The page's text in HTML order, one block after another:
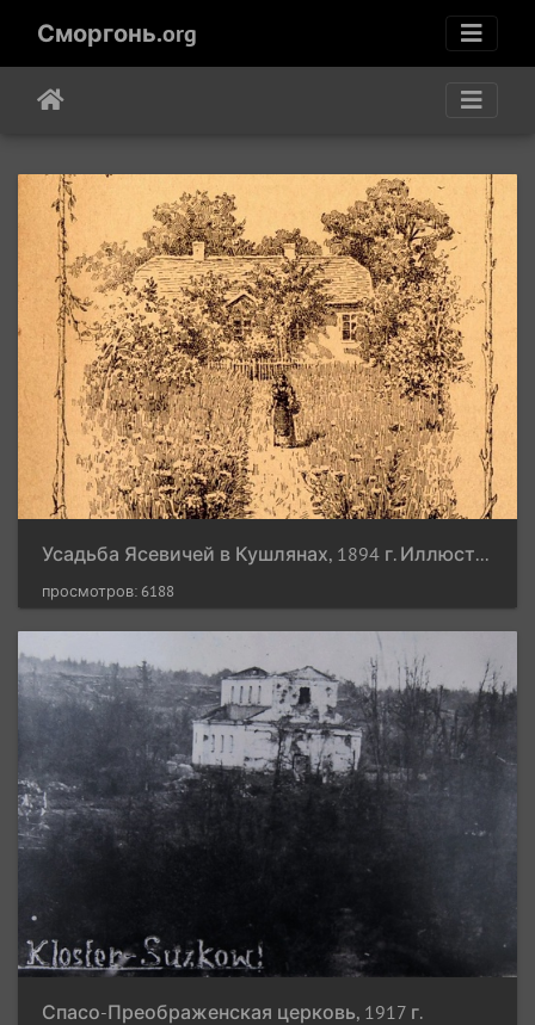
Сморгонь.org
Усадьба Ясевичей в Кушлянах, 1894 г. Иллюстрация из книги "Powiat oszmiański - materjały do dziejów ziemi i ludzi".
просмотров: 6188
Спасо-Преображенская церковь, 1917 г.